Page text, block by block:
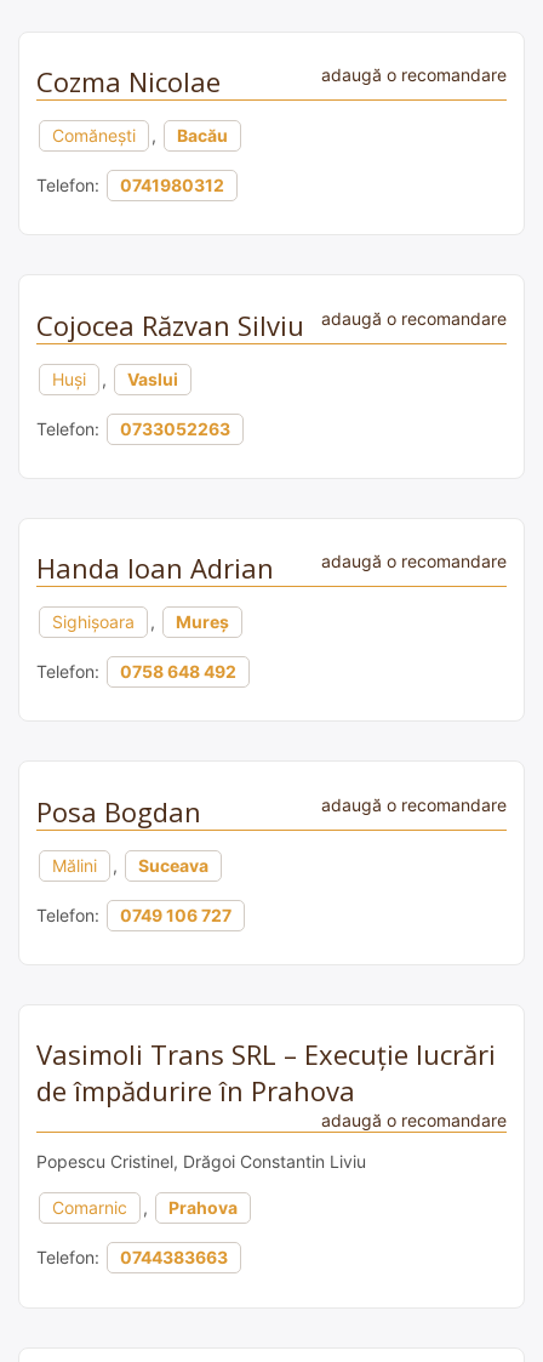
Cozma Nicolae adaugă o recomandare
Comănești , Bacău
Telefon: 0741980312
Cojocea Răzvan Silviu adaugă o recomandare
Huși , Vaslui
Telefon: 0733052263
Handa Ioan Adrian adaugă o recomandare
Sighişoara , Mureș
Telefon: 0758 648 492
Posa Bogdan adaugă o recomandare
Mălini , Suceava
Telefon: 0749 106 727
Vasimoli Trans SRL – Execuție lucrări
de împădurire în Prahova
adaugă o recomandare
Popescu Cristinel, Drăgoi Constantin Liviu
Comarnic , Prahova
Telefon: 0744383663